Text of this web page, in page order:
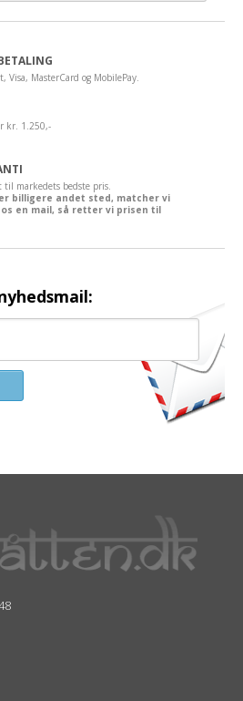
Visa, MasterCard og MobilePay.
kr. 1.250,-
markedets bedste pris.
billigere andet sted, matcher vi
en mail, så retter vi prisen til